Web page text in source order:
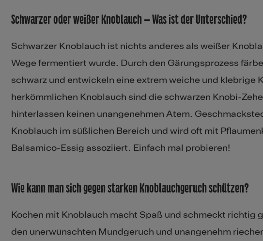
Schwarzer oder weißer Knoblauch – Was ist der Unterschied?
Schwarzer Knoblauch ist nichts anderes als weißer
Wege fermentiert wurde. Durch den Gärungsprozess
schwarz und entwickeln eine extrem weiche und klebrige
herkömmlichen Knoblauch sind die schwarzen Knobi-
hinterlassen keinen unangenehmen Atem.
Knoblauch im süßlichen Bereich und wird oft mit
Balsamico-Essig assoziiert. Einfach mal probieren!
Wie kann man sich gegen starken Knoblauchgeruch schützen?
Kochen mit Knoblauch macht Spaß und schmeckt richtig
den unerwünschten Mundgeruch und unangenehm